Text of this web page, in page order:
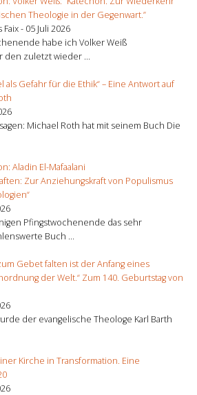
Theologie in der Gegenwart.”
Faix - 05 Juli 2026
habe ich Volker Weiß
den zuletzt wieder ...
als Gefahr für die Ethik“ – Eine Antwort auf
Michael Roth hat mit seinem Buch Die
Aladin El-Mafaalani
Zur Anziehungskraft von Populismus
Pfingstwochenende das sehr
Buch ...
Gebet falten ist der Anfang eines
der Welt.“ Zum 140. Geburtstag von
der evangelische Theologe Karl Barth
Kirche in Transformation. Eine